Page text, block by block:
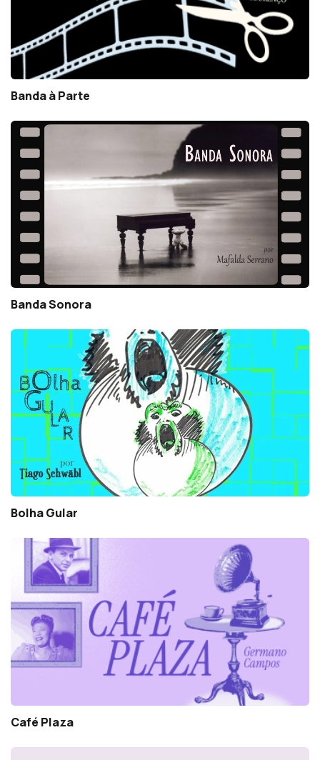
Banda à Parte
Banda Sonora
Bolha Gular
Café Plaza